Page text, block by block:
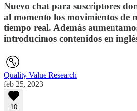
Nuevo chat para suscriptores
al momento los movimientos de
tiempo real. Además
introducimos contenidos en
Quality Value Research
feb 25, 2023
10